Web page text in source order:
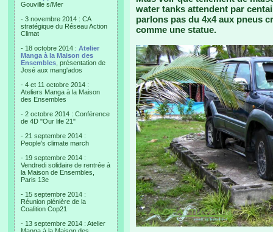
Gouville s/Mer
- 3 novembre 2014 : CA
stratégique du Réseau Action
Climat
- 18 octobre 2014 : Atelier
Manga à la Maison des
Ensembles , présentation de
José aux mang'ados
- 4 et 11 octobre 2014 :
Ateliers Manga à la Maison
des Ensembles
- 2 octobre 2014 : Conférence
de 4D "Our life 21"
- 21 septembre 2014 :
People's climate march
- 19 septembre 2014 :
Vendredi solidaire de rentrée à
la Maison de Ensembles,
Paris 13e
- 15 septembre 2014 :
Réunion plénière de la
Coalition Cop21
- 13 septembre 2014 : Atelier
water tanks attendent par
parlons pas du 4x4 aux pneus
comme une statue.